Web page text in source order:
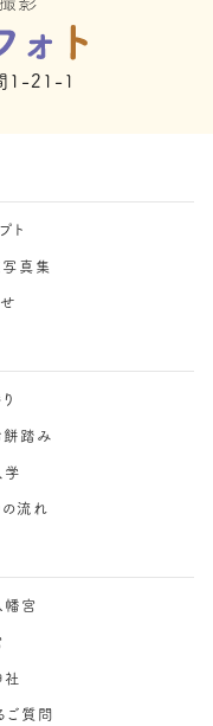
1-21-1
ト
真集
餅踏み
学
流れ
幡宮
ご質問